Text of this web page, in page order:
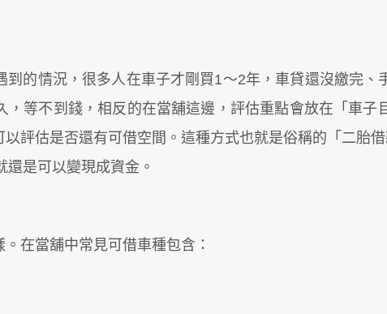
的情況，很多人在車子才剛買1～2年，車貸還沒繳完、
等不到錢，相反的在當舖這邊，評估重點會放在「車子
評估是否還有可借空間。這種方式也就是俗稱的「二胎借
是可以變現成資金。
在當舖中常見可借車種包含：